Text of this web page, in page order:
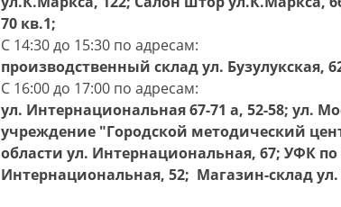
70 кв.1;
С 14:30 до 15:30 по адресам:
производственный склад ул. Бузулукская,
С 16:00 до 17:00 по адресам:
ул. Интернациональная 67-71 а, 52-58; ул.
учреждение "Городской методический
области ул. Интернациональная, 67; УФК
Интернациональная, 52; Магазин-склад ул.